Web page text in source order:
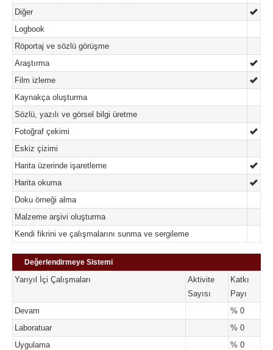
Diğer
Logbook
Röportaj ve sözlü görüşme
Araştırma
Film izleme
Kaynakça oluşturma
Sözlü, yazılı ve görsel bilgi üretme
Fotoğraf çekimi
Eskiz çizimi
Harita üzerinde işaretleme
Harita okuma
Doku örneği alma
Malzeme arşivi oluşturma
Kendi fikrini ve çalışmalarını sunma ve sergileme
Değerlendirmeye Sistemi
Yarıyıl İçi Çalışmaları
Aktivite
Sayısı
Katkı
Payı
Devam
% 0
Laboratuar
% 0
Uygulama
% 0